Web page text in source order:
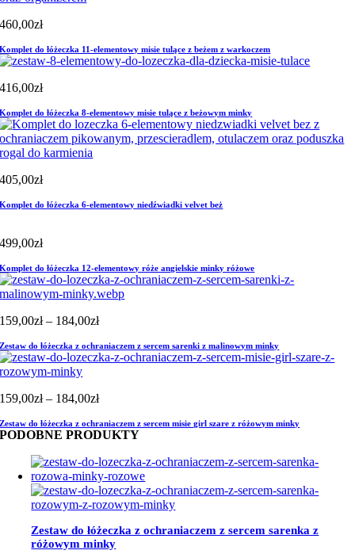
460,00zł
Komplet do łóżeczka 11-elementowy misie tulące z beżem z warkoczem
416,00zł
Komplet do łóżeczka 8-elementowy misie tulące z beżowym minky
405,00zł
Komplet do łóżeczka 6-elementowy niedźwiadki velvet beż
499,00zł
Komplet do łóżeczka 12-elementowy róże angielskie minky różowe
159,00zł – 184,00złZakres
od
159,00zł
Zestaw do łóżeczka z ochraniaczem z sercem sarenki z malinowym minky
159,00zł – 184,00złZakres
od
159,00zł
do
184,00zł
Zestaw do łóżeczka z ochraniaczem z sercem misie girl szare z różowym minky
PODOBNE PRODUKTY
Zestaw do łóżeczka z ochraniaczem z sercem sarenka z
różowym minky